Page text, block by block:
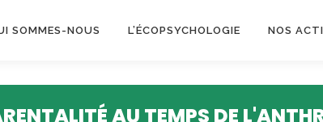
SOMMES-NOUS L’ÉCOPSYCHOLOGIE NOS
AU TEMPS DE